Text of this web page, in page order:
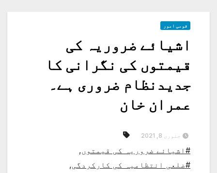
قومی امور
اشیائے ضروریہ کی
قیمتوں کی نگرانی کا
جدیدنظام ضروری ہے۔
عمران خان
جنوری 8, 2021
#اشیائے ضروریہ کی قیمتوں,
#ضلعی انتظامیہ کی کارکردگی,